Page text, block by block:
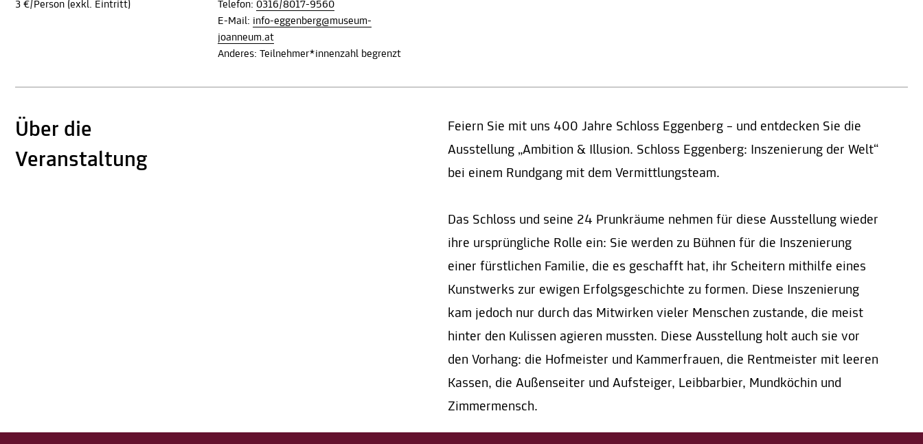
3 €/Person (exkl. Eintritt)
Telefon: 0316/8017-9560
E-Mail: info-eggenberg@museum-
joanneum.at
Anderes: Teilnehmer*innenzahl begrenzt
Über die
Veranstaltung
Feiern Sie mit uns 400 Jahre Schloss Eggenberg – und entdecken Sie die
Ausstellung „Ambition & Illusion. Schloss Eggenberg: Inszenierung der Welt“
bei einem Rundgang mit dem Vermittlungsteam.
Das Schloss und seine 24 Prunkräume nehmen für diese Ausstellung wieder
ihre ursprüngliche Rolle ein: Sie werden zu Bühnen für die Inszenierung
einer fürstlichen Familie, die es geschafft hat, ihr Scheitern mithilfe eines
Kunstwerks zur ewigen Erfolgsgeschichte zu formen. Diese Inszenierung
kam jedoch nur durch das Mitwirken vieler Menschen zustande, die meist
hinter den Kulissen agieren mussten. Diese Ausstellung holt auch sie vor
den Vorhang: die Hofmeister und Kammerfrauen, die Rentmeister mit leeren
Kassen, die Außenseiter und Aufsteiger, Leibbarbier, Mundköchin und
Zimmermensch.